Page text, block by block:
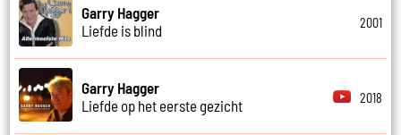
Garry Hagger
Liefde is blind
2001
Garry Hagger
Liefde op het eerste gezicht
2018